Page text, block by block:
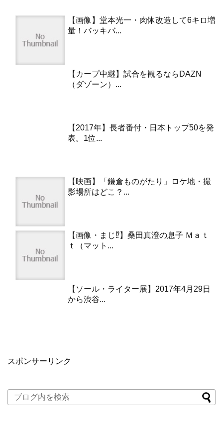
【画像】堂本光一・肉体改造して6キロ増
量！バッキバ...
【カープ中継】試合を観るならDAZN
（ダゾーン）...
【2017年】長者番付・日本トップ50を発
表。1位...
【映画】「鎌倉ものがたり」ロケ地・撮
影場所はどこ？...
【画像・まじ⁉︎】桑田真澄の息子 Ｍａｔ
ｔ（マット...
【ソール・ライター展】2017年4月29日
から渋谷...
スポンサーリンク